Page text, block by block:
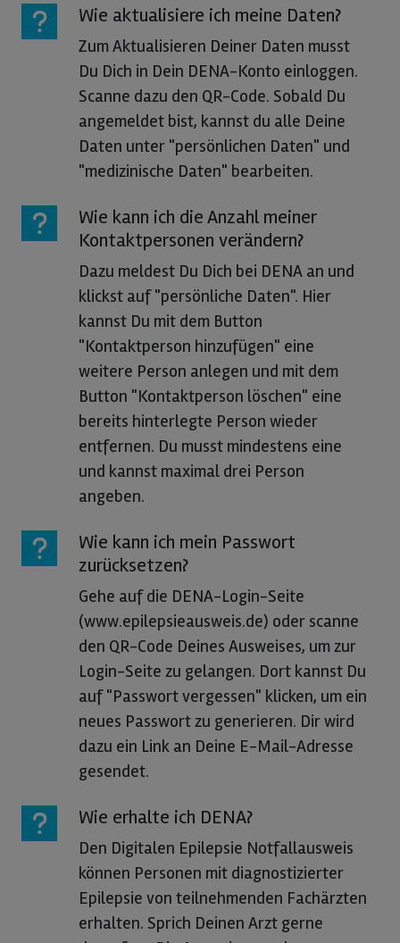
Wie aktualisiere ich meine Daten?
Zum Aktualisieren Deiner Daten musst
Du Dich in Dein DENA-Konto einloggen.
Scanne dazu den QR-Code. Sobald Du
angemeldet bist, kannst du alle Deine
Daten unter "persönlichen Daten" und
"medizinische Daten" bearbeiten.
Wie kann ich die Anzahl meiner
Kontaktpersonen verändern?
Dazu meldest Du Dich bei DENA an und
klickst auf "persönliche Daten". Hier
kannst Du mit dem Button
"Kontaktperson hinzufügen" eine
weitere Person anlegen und mit dem
Button "Kontaktperson löschen" eine
bereits hinterlegte Person wieder
entfernen. Du musst mindestens eine
und kannst maximal drei Person
angeben.
Wie kann ich mein Passwort
zurücksetzen?
Gehe auf die DENA-Login-Seite
(www.epilepsieausweis.de) oder scanne
den QR-Code Deines Ausweises, um zur
Login-Seite zu gelangen. Dort kannst Du
auf "Passwort vergessen" klicken, um ein
neues Passwort zu generieren. Dir wird
dazu ein Link an Deine E-Mail-Adresse
gesendet.
Wie erhalte ich DENA?
Den Digitalen Epilepsie Notfallausweis
können Personen mit diagnostizierter
Epilepsie von teilnehmenden Fachärzten
erhalten. Sprich Deinen Arzt gerne